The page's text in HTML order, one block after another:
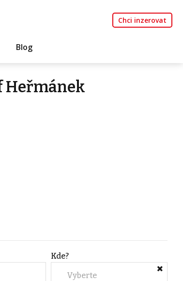
Chci inzerovat
Blog
Heřmánek
Kde?
Vyberte